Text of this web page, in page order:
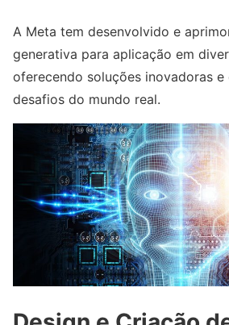
A Meta tem desenvolvido e
generativa para aplicação em
oferecendo soluções inovadoras e
desafios do mundo real.